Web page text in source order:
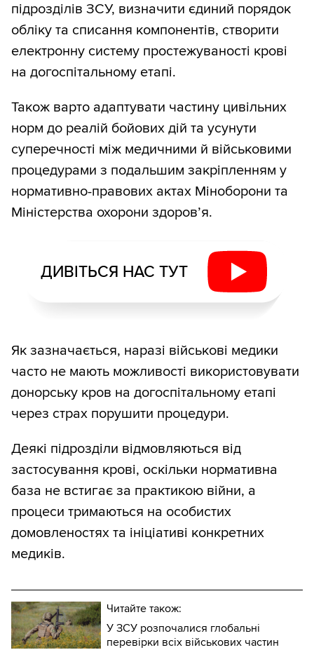
підрозділів ЗСУ, визначити єдиний порядок
обліку та списання компонентів, створити
електронну систему простежуваності крові
на догоспітальному етапі.
Також варто адаптувати частину цивільних
норм до реалій бойових дій та усунути
суперечності між медичними й військовими
процедурами з подальшим закріпленням у
нормативно-правових актах Міноборони та
Міністерства охорони здоров’я.
ДИВІТЬСЯ НАС ТУТ
Як зазначається, наразі військові медики
часто не мають можливості використовувати
донорську кров на догоспітальному етапі
через страх порушити процедури.
Деякі підрозділи відмовляються від
застосування крові, оскільки нормативна
база не встигає за практикою війни, а
процеси тримаються на особистих
домовленостях та ініціативі конкретних
медиків.
Читайте також:
У ЗСУ розпочалися глобальні
перевірки всіх військових частин